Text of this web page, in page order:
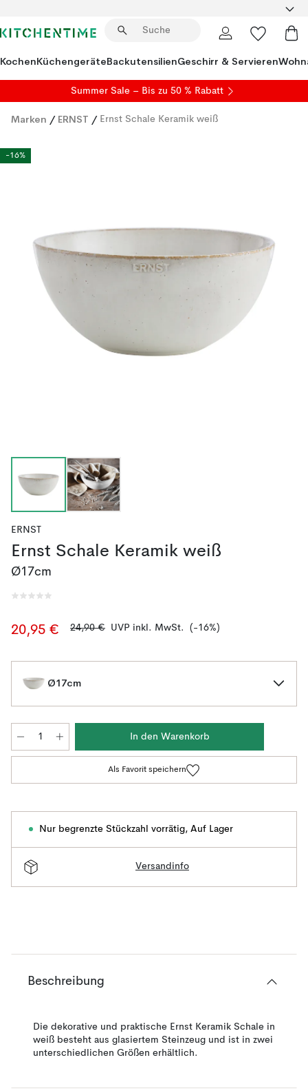
KochenKüchengeräteBackutensilienGeschirr & Servieren
Summer Sale – Bis zu 50 % Rabatt
Marken / ERNST / Ernst Schale Keramik weiß
-16%
ERNST
Ernst Schale Keramik weiß
Ø17cm
20,95 € 24,90 € UVP inkl. MwSt. (-16%)
Ø17cm
In den Warenkorb
Als Favorit speichern
Nur begrenzte Stückzahl vorrätig, Auf Lager
Versandinfo
Beschreibung
Die dekorative und praktische Ernst Keramik Schale in
weiß besteht aus glasiertem Steinzeug und ist in zwei
unterschiedlichen Größen erhältlich.